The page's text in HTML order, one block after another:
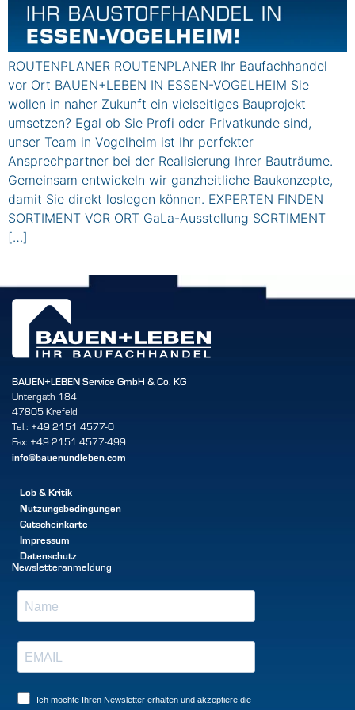
ROUTENPLANER ROUTENPLANER Ihr Baufachhandel
vor Ort BAUEN+LEBEN IN ESSEN-VOGELHEIM Sie
wollen in naher Zukunft ein vielseitiges Bauprojekt
umsetzen? Egal ob Sie Profi oder Privatkunde sind,
unser Team in Vogelheim ist Ihr perfekter
Ansprechpartner bei der Realisierung Ihrer Bauträume.
Gemeinsam entwickeln wir ganzheitliche Baukonzepte,
damit Sie direkt loslegen können. EXPERTEN FINDEN
SORTIMENT VOR ORT GaLa-Ausstellung SORTIMENT
[…]
BAUEN+LEBEN Service GmbH & Co. KG
Untergath 184
47805 Krefeld
Tel.: +49 2151 4577-0
Fax: +49 2151 4577-499
info@bauenundleben.com
Lob & Kritik
Nutzungsbedingungen
Gutscheinkarte
Impressum
Datenschutz
Newsletteranmeldung
Ich möchte Ihren Newsletter erhalten und akzeptiere die